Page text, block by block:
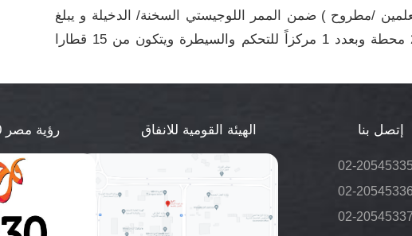
/مطروح ) ضمن الممر اللوجيستي السخنة/ الدخيلة و يبلغ
طول الخط 675 كم وبعدد محطات تبلغ 21 محطة وبعدد 1 مركزاً للتحكم والسيطرة ويتكون من 15 قطارا
إتصل بنا
02-20545335
02-20545336
02-20545337
الهيئة القومية للانفاق رؤية مصر 2030